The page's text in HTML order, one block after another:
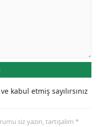
Siirt
kabul etmiş sayılırsınız
siz yazın, tartışalım *